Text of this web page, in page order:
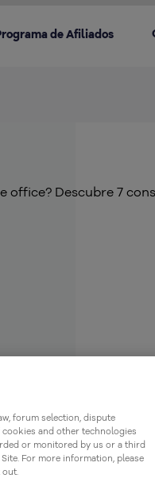
de Afiliados
forum selection, dispute
and other technologies
or monitored by us or a third
For more information, please
out.